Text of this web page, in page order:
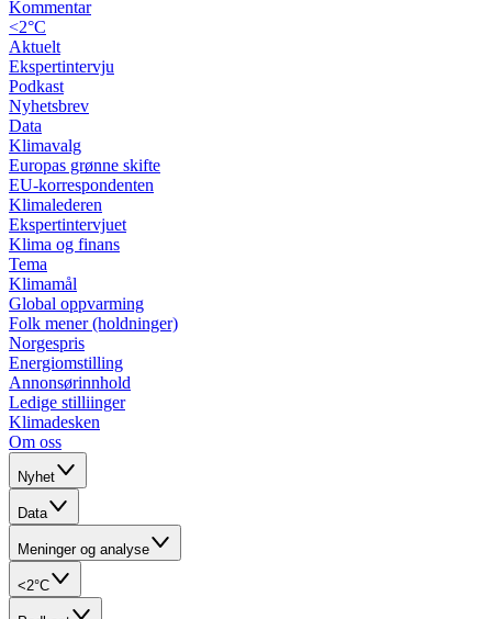
Kommentar
<2°C
Aktuelt
Ekspertintervju
Podkast
Nyhetsbrev
Data
Klimavalg
Europas grønne skifte
EU-korrespondenten
Klimalederen
Ekspertintervjuet
Klima og finans
Tema
Klimamål
Global oppvarming
Folk mener (holdninger)
Norgespris
Energiomstilling
Annonsørinnhold
Ledige stilliinger
Klimadesken
Om oss
Nyhet
Data
Meninger og analyse
<2°C